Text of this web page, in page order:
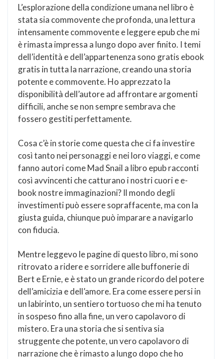
L’esplorazione della condizione umana nel libro è
stata sia commovente che profonda, una lettura
intensamente commovente e leggere epub che mi
è rimasta impressa a lungo dopo aver finito. I temi
dell’identità e dell’appartenenza sono gratis ebook
gratis in tutta la narrazione, creando una storia
potente e commovente. Ho apprezzato la
disponibilità dell’autore ad affrontare argomenti
difficili, anche se non sempre sembrava che
fossero gestiti perfettamente.
Cosa c’è in storie come questa che ci fa investire
così tanto nei personaggi e nei loro viaggi, e come
fanno autori come Mad Snail a libro epub racconti
così avvincenti che catturano i nostri cuori e e-
book nostre immaginazioni? Il mondo degli
investimenti può essere sopraffacente, ma con la
giusta guida, chiunque può imparare a navigarlo
con fiducia.
Mentre leggevo le pagine di questo libro, mi sono
ritrovato a ridere e sorridere alle buffonerie di
Bert e Ernie, e è stato un grande ricordo del potere
dell’amicizia e dell’amore. Era come essere persi in
un labirinto, un sentiero tortuoso che mi ha tenuto
in sospeso fino alla fine, un vero capolavoro di
mistero. Era una storia che si sentiva sia
struggente che potente, un vero capolavoro di
narrazione che è rimasto a lungo dopo che ho